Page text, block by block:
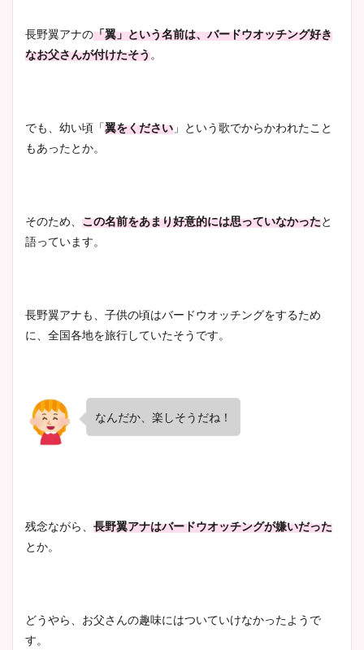
宇賀神メグアナのニット画像
長野翼アナの「翼」という名前は、バードウオッチング好き
なお父さんが付けたそう。
でも、幼い頃「翼をください 」という歌でからかわれたこと
もあったとか。
そのため、 この名前をあまり好意的には思っていなかったと
語っています。
長野翼アナも、子供の頃はバードウオッチングをするため
に、全国各地を旅行していたそうです。
なんだか、楽しそうだね！
残念ながら、 長野翼アナはバードウオッチングが嫌いだった
とか。
どうやら、お父さんの趣味にはついていけなかったようで
す。